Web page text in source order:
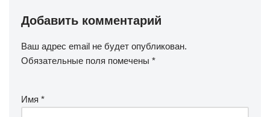
Добавить комментарий
Ваш адрес email не будет опубликован.
Обязательные поля помечены *
Имя *